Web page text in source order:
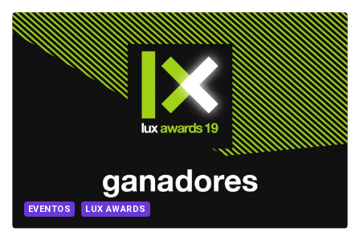
EVENTOS LUX AWARDS